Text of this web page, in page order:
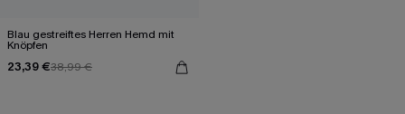
Blau gestreiftes Herren Hemd mit
Knöpfen
23,39 €38,99 €